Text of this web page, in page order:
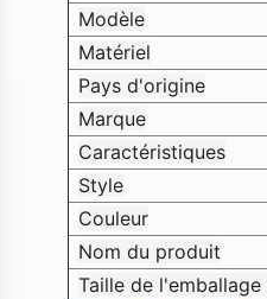
Modèle
Matériel
Pays d'origine
Marque
Caractéristiques
Style
Couleur
Nom du produit
Taille de